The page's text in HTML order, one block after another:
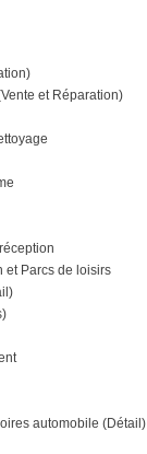
et Réparation)
et Parcs de loisirs
automobile (Détail)